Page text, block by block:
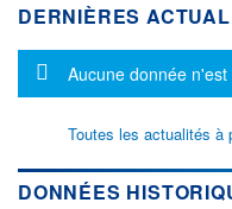
DERNIÈRES
Message
Aucune donnée
Toutes les actualités à
DONNÉES